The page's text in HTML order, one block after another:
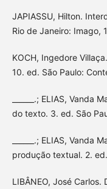
JAPIASSU, Hilton.
Rio de Janeiro: Imago,
KOCH, Ingedore
10. ed. São Paulo:
______.; ELIAS,
do texto. 3. ed. São
______.; ELIAS,
produção textual. 2.
LIBÂNEO, José